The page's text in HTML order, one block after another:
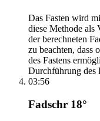
Das Fasten wird
diese Methode als
der berechneten
zu beachten, dass
des Fastens
Durchführung des
03:56
Fadschr 18°